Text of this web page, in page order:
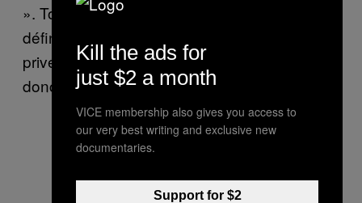
». Toute mesure qui n’entre pas dans cette
définition, qui sert des desseins politiques ou
privés, ou qui est disproportionnée, peut
donc être brisée par la justice.
Kill the ads for
just $2 a month
VICE membership also gives you access to
our very best writing and exclusive new
documentaries.
Support for $2